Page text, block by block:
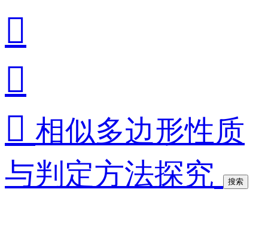


 相似多边形性质
与判定方法探究
搜索